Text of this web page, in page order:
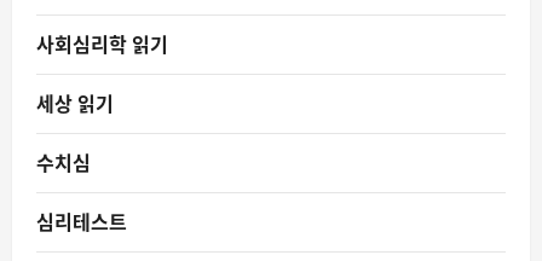
사회심리학 읽기
세상 읽기
수치심
심리테스트